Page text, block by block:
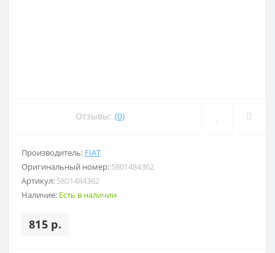
Отзывы: (0)
Производитель: FIAT
Оригинальный номер: 5801484362
Артикул: 5801484362
Наличие: Есть в наличии
815 р.